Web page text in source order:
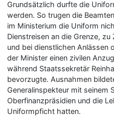
Grundsätzlich durfte die
werden. So trugen die
im Ministerium die Uniform
Dienstreisen an die Grenze,
und bei dienstlichen Anlässen
der Minister einen zivilen
während Staatssekretär
bevorzugte. Ausnahmen
Generalinspekteur mit seinem
Oberfinanzpräsidien und die
Uniformpficht hatten.